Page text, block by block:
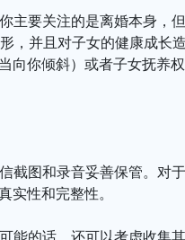
主要关注的是离婚本身，
，并且对子女的健康成长
向你倾斜）或者子女抚养
截图和录音妥善保管。对
实性和完整性。